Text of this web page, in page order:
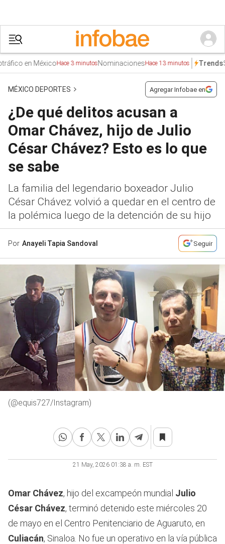
en MéxicoHace 3 minutosNominacionesHace 13 minutos TrendsSEP
MÉXICO DEPORTES Agregar Infobae en
¿De qué delitos acusan a
Omar Chávez, hijo de Julio
César Chávez? Esto es lo que
se sabe
La familia del legendario boxeador Julio
César Chávez volvió a quedar en el centro de
la polémica luego de la detención de su hijo
Por Anayeli Tapia Sandoval Seguir
(@equis727/Instagram)
21 May, 2026 01:38 a. m. EST
Omar Chávez, hijo del excampeón mundial Julio
César Chávez, terminó detenido este miércoles 20
de mayo en el Centro Penitenciario de Aguaruto, en
Culiacán, Sinaloa. No fue un operativo en la vía pública